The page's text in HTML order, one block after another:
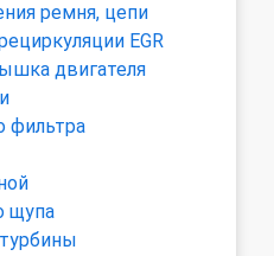
ремня, цепи
EGR
двигателя
фильтра
щупа